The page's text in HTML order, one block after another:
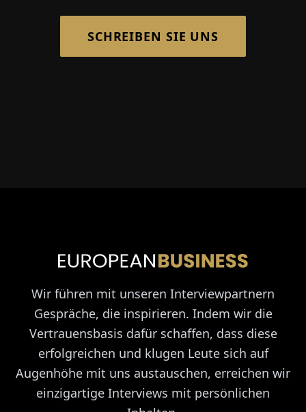
SCHREIBEN SIE UNS
Wir führen mit unseren Interviewpartnern
Gespräche, die inspirieren. Indem wir die
Vertrauensbasis dafür schaffen, dass diese
erfolgreichen und klugen Leute sich auf
Augenhöhe mit uns austauschen, erreichen wir
einzigartige Interviews mit persönlichen